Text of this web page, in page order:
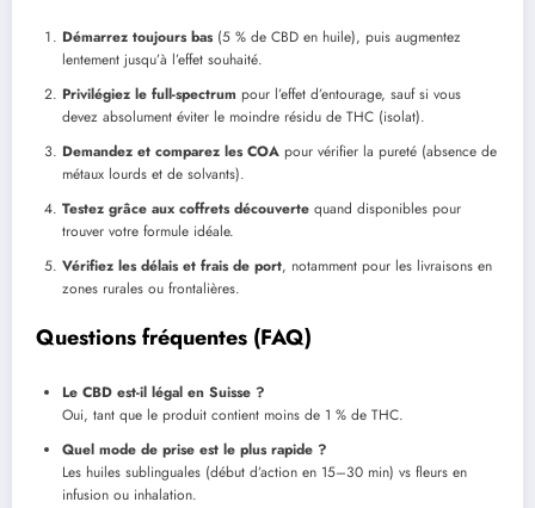
Démarrez toujours bas(5 % de CBD en huile), puis augmentez
lentement jusqu’à l’effet souhaité.
Privilégiez le full-spectrum pour l’effet d’entourage, sauf si vous
devez absolument éviter le moindre résidu de THC (isolat).
Demandez et comparez les COA pour vérifier la pureté (absence de
métaux lourds et de solvants).
Testez grâce aux coffrets découverte quand disponibles pour
trouver votre formule idéale.
Vérifiez les délais et frais de port, notamment pour les livraisons en
zones rurales ou frontalières.
Questions fréquentes (FAQ)
Le CBD est-il légal en Suisse ?
Oui, tant que le produit contient moins de 1 % de THC.
Quel mode de prise est le plus rapide ?
Les huiles sublinguales (début d’action en 15–30 min) vs fleurs en
infusion ou inhalation.